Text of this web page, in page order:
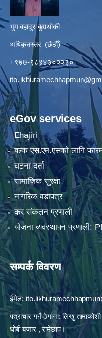
भुम बहादुर बुढाथोकी
अधिकृतस्तर (छैठौँ)
+९७७-९८४४३०२२३०
eGov services
Ehajiri
बल्क एस.एम.एसको लागि
घटना दर्ता
सामाजिक सुरक्षा
नागरिक वडापत्र
कर संकलन प्रणाली
योजना व्यवस्थापन प्रणाली:
सम्पर्क विवरण
ईमेल:
पत्राचार गर्ने ठेगाना: लिखु
धोबी बजार , रामेछाप।